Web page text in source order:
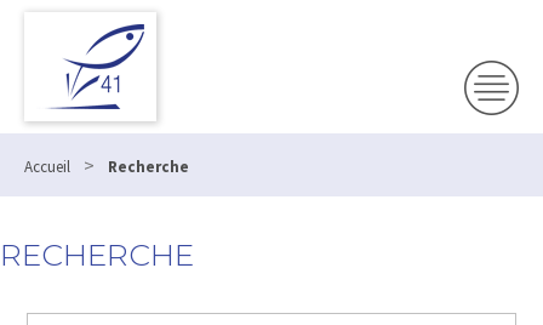
Accueil > Recherche
RECHERCHE